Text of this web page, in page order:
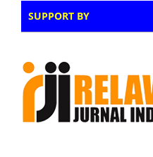
SUPPORT BY